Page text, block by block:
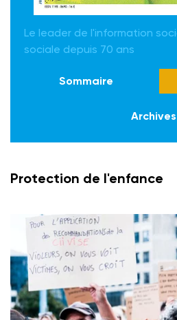
Le leader de l'information
sociale depuis 70 ans
Sommaire
Archives
Protection de l'enfance